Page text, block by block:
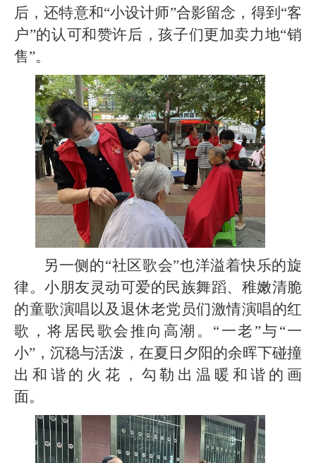
后，还特意和“小设计师”合影留念，得到“客
户”的认可和赞许后，孩子们更加卖力地“销
售”。
另一侧的“社区歌会”也洋溢着快乐的旋
律。小朋友灵动可爱的民族舞蹈、稚嫩清脆
的童歌演唱以及退休老党员们激情演唱的红
歌，将居民歌会推向高潮。“一老”与“一
小”，沉稳与活泼，在夏日夕阳的余晖下碰撞
出和谐的火花，勾勒出温暖和谐的画
面。